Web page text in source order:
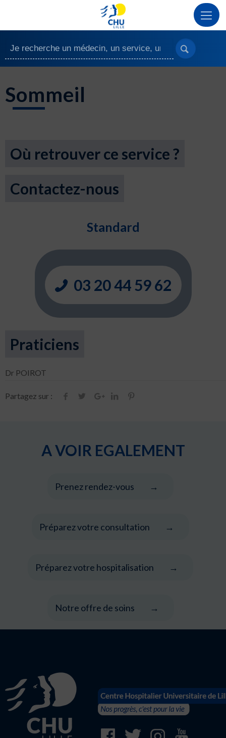
Sommeil
Où retrouver ce service ?
Contactez-nous
Standard
03 20 44 59 62
Praticiens
Dr POIROT
Partagez sur :
A VOIR EGALEMENT
Prenez rendez-vous
Préparez votre consultation
Préparez votre hospitalisation
Notre offre de soins